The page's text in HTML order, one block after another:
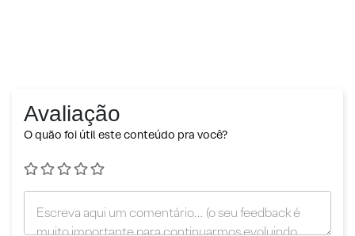
Avaliação
O quão foi útil este conteúdo pra você?